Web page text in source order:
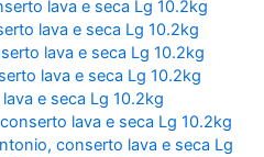
lava e seca Lg 10.2kg
lava e seca Lg 10.2kg
lava e seca Lg 10.2kg
lava e seca Lg 10.2kg
e seca Lg 10.2kg
conserto lava e seca Lg 10.2kg
,conserto lava e seca Lg